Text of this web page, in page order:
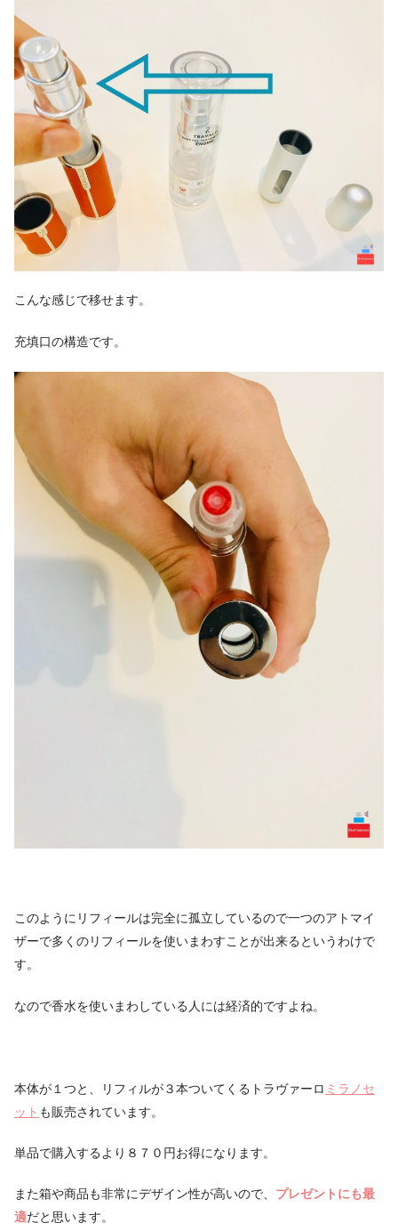
こんな感じで移せます。
充填口の構造です。
このようにリフィールは完全に孤立しているので一つのアトマイ
ザーで多くのリフィールを使いまわすことが出来るというわけで
す。
なので香水を使いまわしている人には経済的ですよね。
本体が１つと、リフィルが３本ついてくるトラヴァーロ ミラノセ
ット も販売されています。
単品で購入するより８７０円お得になります。
また箱や商品も非常にデザイン性が高いので、 プレゼントにも最
適だと思います。